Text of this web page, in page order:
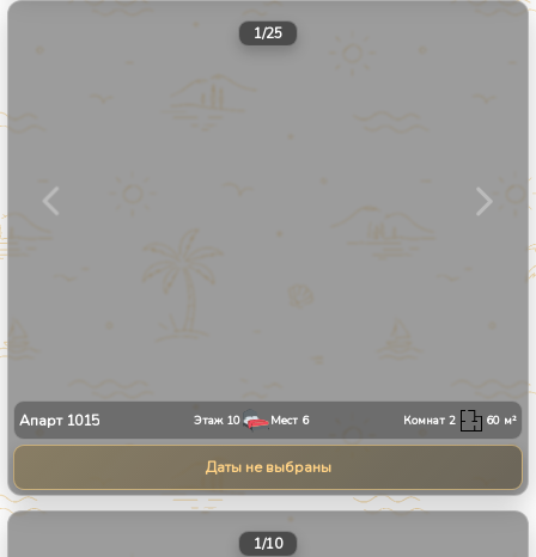
1/25
Апарт 1015 Этаж 10 Мест 6 Комнат2 60 м²
Даты не выбраны
1/10